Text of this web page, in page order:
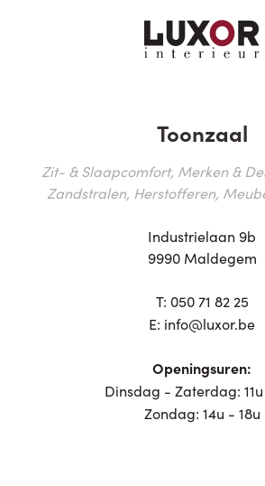
Toonzaal
Zit- & Slaapcomfort, Merken &
Zandstralen, Herstofferen,
Industrielaan 9b
9990 Maldegem
T: 050 71 82 25
E: info@luxor.be
Openingsuren:
Dinsdag - Zaterdag:
Zondag: 14u - 18u